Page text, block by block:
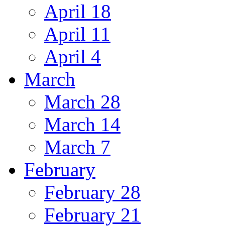
April 18
April 11
April 4
March
March 28
March 14
March 7
February
February 28
February 21